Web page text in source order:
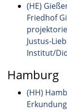
(HE)
Friedhof
Justus-
Institut/
Hamburg
(HH)